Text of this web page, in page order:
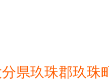
県玖珠郡玖珠